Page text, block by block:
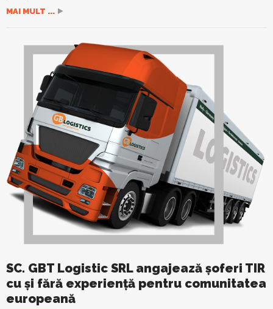
MAI MULT ...
SC. GBT Logistic SRL angajează şoferi TIR
cu şi fără experienţă pentru comunitatea
europeană